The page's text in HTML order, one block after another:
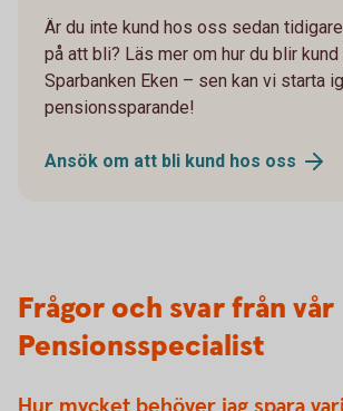
Är du inte kund hos oss sedan
på att bli? Läs mer om hur du blir
Sparbanken Eken – sen kan vi starta
pensionssparande!
Ansök om att bli kund hos oss
Frågor och svar från vår
Pensionsspecialist